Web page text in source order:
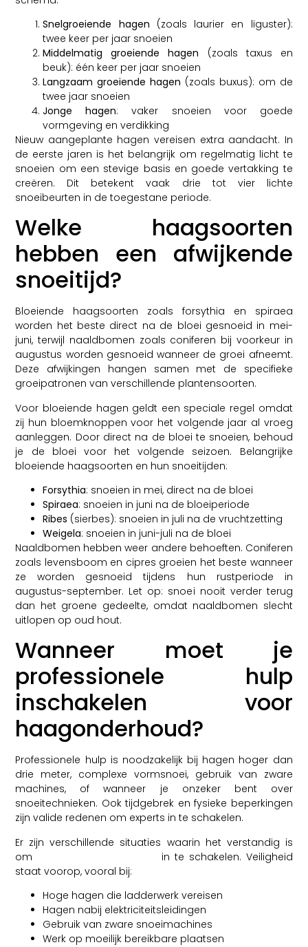
Snelgroeiende hagen (zoals laurier en liguster):
twee keer per jaar snoeien
Middelmatig groeiende hagen (zoals taxus en
beuk): één keer per jaar snoeien
Langzaam groeiende hagen (zoals buxus): om de
twee jaar snoeien
Jonge hagen: vaker snoeien voor goede
vormgeving en verdikking
Nieuw aangeplante hagen vereisen extra aandacht. In
de eerste jaren is het belangrijk om regelmatig licht te
snoeien om een stevige basis en goede vertakking te
creëren. Dit betekent vaak drie tot vier lichte
snoeibeurten in de toegestane periode.
Welke haagsoorten
hebben een afwijkende
snoeitijd?
Bloeiende haagsoorten zoals forsythia en spiraea
worden het beste direct na de bloei gesnoeid in mei-
juni, terwijl naaldbomen zoals coniferen bij voorkeur in
augustus worden gesnoeid wanneer de groei afneemt.
Deze afwijkingen hangen samen met de specifieke
groeipatronen van verschillende plantensoorten.
Voor bloeiende hagen geldt een speciale regel omdat
zij hun bloemknoppen voor het volgende jaar al vroeg
aanleggen. Door direct na de bloei te snoeien, behoud
je de bloei voor het volgende seizoen. Belangrijke
bloeiende haagsoorten en hun snoeitijden:
Forsythia: snoeien in mei, direct na de bloei
Spiraea: snoeien in juni na de bloeiperiode
Ribes (sierbes): snoeien in juli na de vruchtzetting
Weigela: snoeien in juni-juli na de bloei
Naaldbomen hebben weer andere behoeften. Coniferen
zoals levensboom en cipres groeien het beste wanneer
ze worden gesnoeid tijdens hun rustperiode in
augustus-september. Let op: snoei nooit verder terug
dan het groene gedeelte, omdat naaldbomen slecht
uitlopen op oud hout.
Wanneer moet je
professionele hulp
inschakelen voor
haagonderhoud?
Professionele hulp is noodzakelijk bij hagen hoger dan
drie meter, complexe vormsnoei, gebruik van zware
machines, of wanneer je onzeker bent over
snoeitechnieken. Ook tijdgebrek en fysieke beperkingen
zijn valide redenen om experts in te schakelen.
Er zijn verschillende situaties waarin het verstandig is
om
in te schakelen. Veiligheid
staat voorop, vooral bij:
Hoge hagen die ladderwerk vereisen
Hagen nabij elektriciteitsleidingen
Gebruik van zware snoeimachines
Werk op moeilijk bereikbare plaatsen